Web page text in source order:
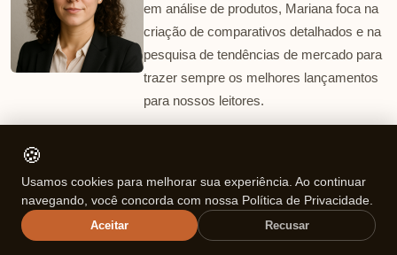
em análise de produtos, Mariana foca na
criação de comparativos detalhados e na
pesquisa de tendências de mercado para
trazer sempre os melhores lançamentos
para nossos leitores.
🍪
Usamos cookies para melhorar sua experiência. Ao continuar
navegando, você concorda com nossa Política de Privacidade.
Aceitar Recusar